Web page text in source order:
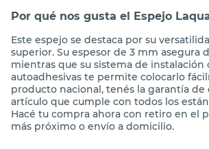
Por qué nos gusta el Espejo
Este espejo se destaca por su
superior. Su espesor de 3 mm asegura
mientras que su sistema de instalación
autoadhesivas te permite colocarlo
producto nacional, tenés la garantía de
artículo que cumple con todos los
Hacé tu compra ahora con retiro en el
más próximo o envío a domicilio.